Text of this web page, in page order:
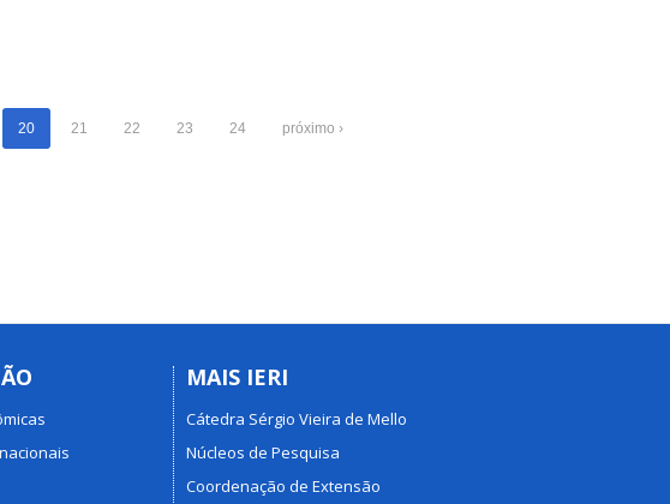
20 21 22 23 24 próximo ›
MAIS IERI
Cátedra Sérgio Vieira de Mello
Núcleos de Pesquisa
Coordenação de Extensão